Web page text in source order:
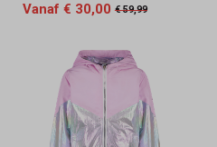
Vanaf € 30,00 € 59,99